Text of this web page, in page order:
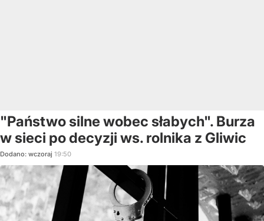
"Państwo silne wobec słabych". Burza
w sieci po decyzji ws. rolnika z Gliwic
Dodano: wczoraj 19:50